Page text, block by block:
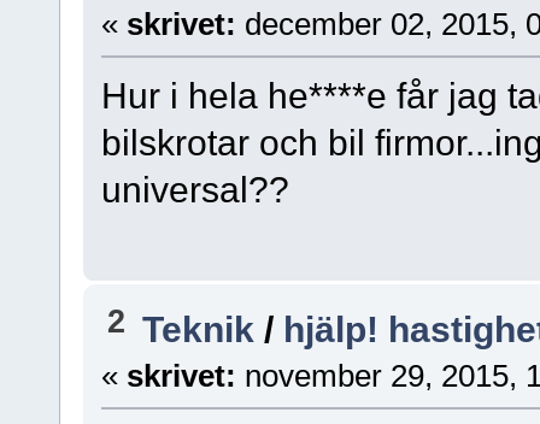
« skrivet: december 02, 2015,
Hur i hela he****e får jag
bilskrotar och bil
universal??
2 Teknik / hjälp!
« skrivet: november 29, 2015,